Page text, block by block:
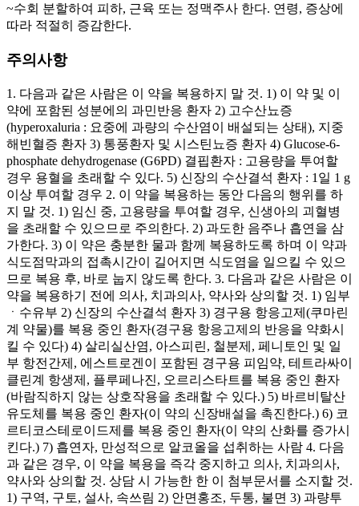
~수회 분할하여 피하, 근육 또는 정맥주사 한다. 연령, 증상에
따라 적절히 증감한다.
주의사항
1. 다음과 같은 사람은 이 약을 복용하지 말 것. 1) 이 약 및 이
약에 포함된 성분에의 과민반응 환자 2) 고수산뇨증
(hyperoxaluria : 요중에 과량의 수산염이 배설되는 상태), 지중
해빈혈증 환자 3) 통풍환자 및 시스틴뇨증 환자 4) Glucose-6-
phosphate dehydrogenase (G6PD) 결핍환자 : 고용량을 투여할
경우 용혈을 초래할 수 있다. 5) 신장의 수산결석 환자 : 1일 1 g
이상 투여할 경우 2. 이 약을 복용하는 동안 다음의 행위를 하
지 말 것. 1) 임신 중, 고용량을 투여할 경우, 신생아의 괴혈병
을 초래할 수 있으므로 주의한다. 2) 과도한 음주나 흡연을 삼
가한다. 3) 이 약은 충분한 물과 함께 복용하도록 하며 이 약과
식도점막과의 접촉시간이 길어지면 식도염을 일으킬 수 있으
므로 복용 후, 바로 눕지 않도록 한다. 3. 다음과 같은 사람은 이
약을 복용하기 전에 의사, 치과의사, 약사와 상의할 것. 1) 임부
ㆍ수유부 2) 신장의 수산결석 환자 3) 경구용 항응고제(쿠마린
계 약물)를 복용 중인 환자(경구용 항응고제의 반응을 약화시
킬 수 있다) 4) 살리실산염, 아스피린, 철분제, 페니토인 및 일
부 항전간제, 에스트로겐이 포함된 경구용 피임약, 테트라싸이
클린계 항생제, 플루페나진, 오르리스타트를 복용 중인 환자
(바람직하지 않는 상호작용을 초래할 수 있다.) 5) 바르비탈산
유도체를 복용 중인 환자(이 약의 신장배설을 촉진한다.) 6) 코
르티코스테로이드제를 복용 중인 환자(이 약의 산화를 증가시
킨다.) 7) 흡연자, 만성적으로 알코올을 섭취하는 사람 4. 다음
과 같은 경우, 이 약을 복용을 즉각 중지하고 의사, 치과의사,
약사와 상의할 것. 상담 시 가능한 한 이 첨부문서를 소지할 것.
1) 구역, 구토, 설사, 속쓰림 2) 안면홍조, 두통, 불면 3) 과량투